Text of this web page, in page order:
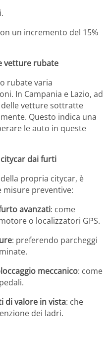
un incremento del 15%
vetture rubate
rubate varia
In Campania e Lazio, ad
delle vetture sottratte
Questo indica una
le auto in queste
dai furti
propria citycar, è
misure preventive:
avanzati: come
o localizzatori GPS.
: preferendo parcheggi
meccanico: come
di valore in vista: che
dei ladri.